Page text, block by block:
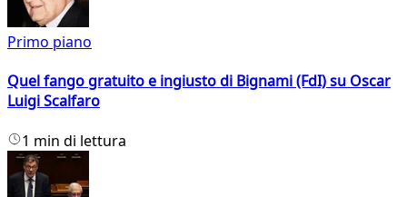
Primo piano
Quel fango gratuito e ingiusto di Bignami (FdI) su Oscar
Luigi Scalfaro
1 min di lettura